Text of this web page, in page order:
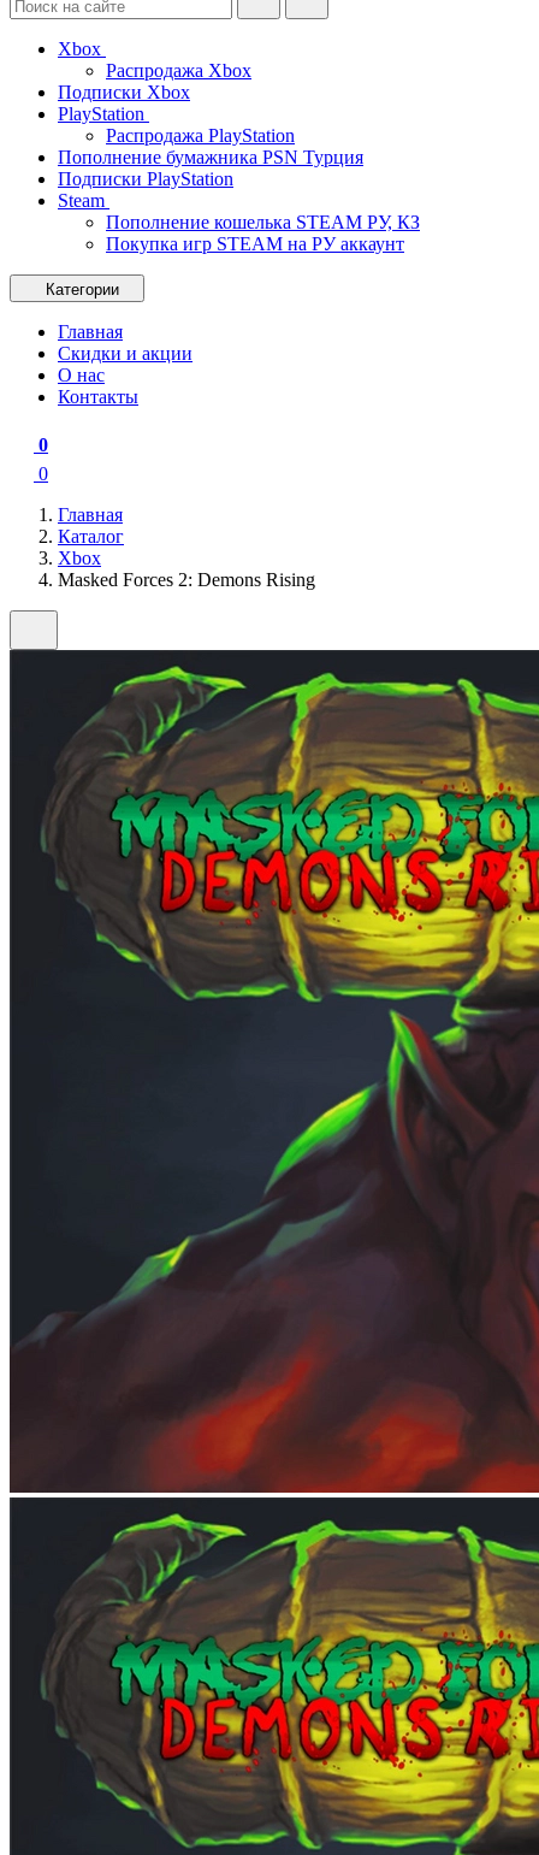
Xbox
Распродажа Xbox
Подписки Xbox
PlayStation
Распродажа PlayStation
Пополнение бумажника PSN Турция
Подписки PlayStation
Steam
Пополнение кошелька STEAM РУ, КЗ
Покупка игр STEAM на РУ аккаунт
Категории
Главная
Скидки и акции
О нас
Контакты
0
0
Главная
Каталог
Xbox
Masked Forces 2: Demons Rising